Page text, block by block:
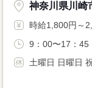
神奈川県川崎
時給1,800円～
9：00〜17：45
土曜日 日曜日